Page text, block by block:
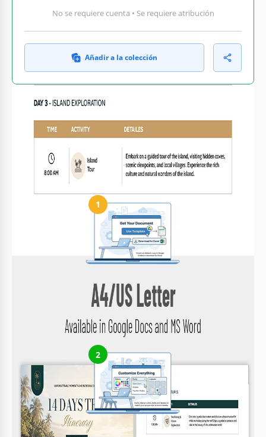
No se requiere cuenta • Se requiere atribución
Añadir a la colección
Personaliza texto, imágenes
y colores
o en la oficina
Cómo usar y editar esta plantilla
1
Haz clic en "Editar plantilla" para crear una copia editable en
Google Docs o descargar para Microsoft Word
2
Personaliza todo